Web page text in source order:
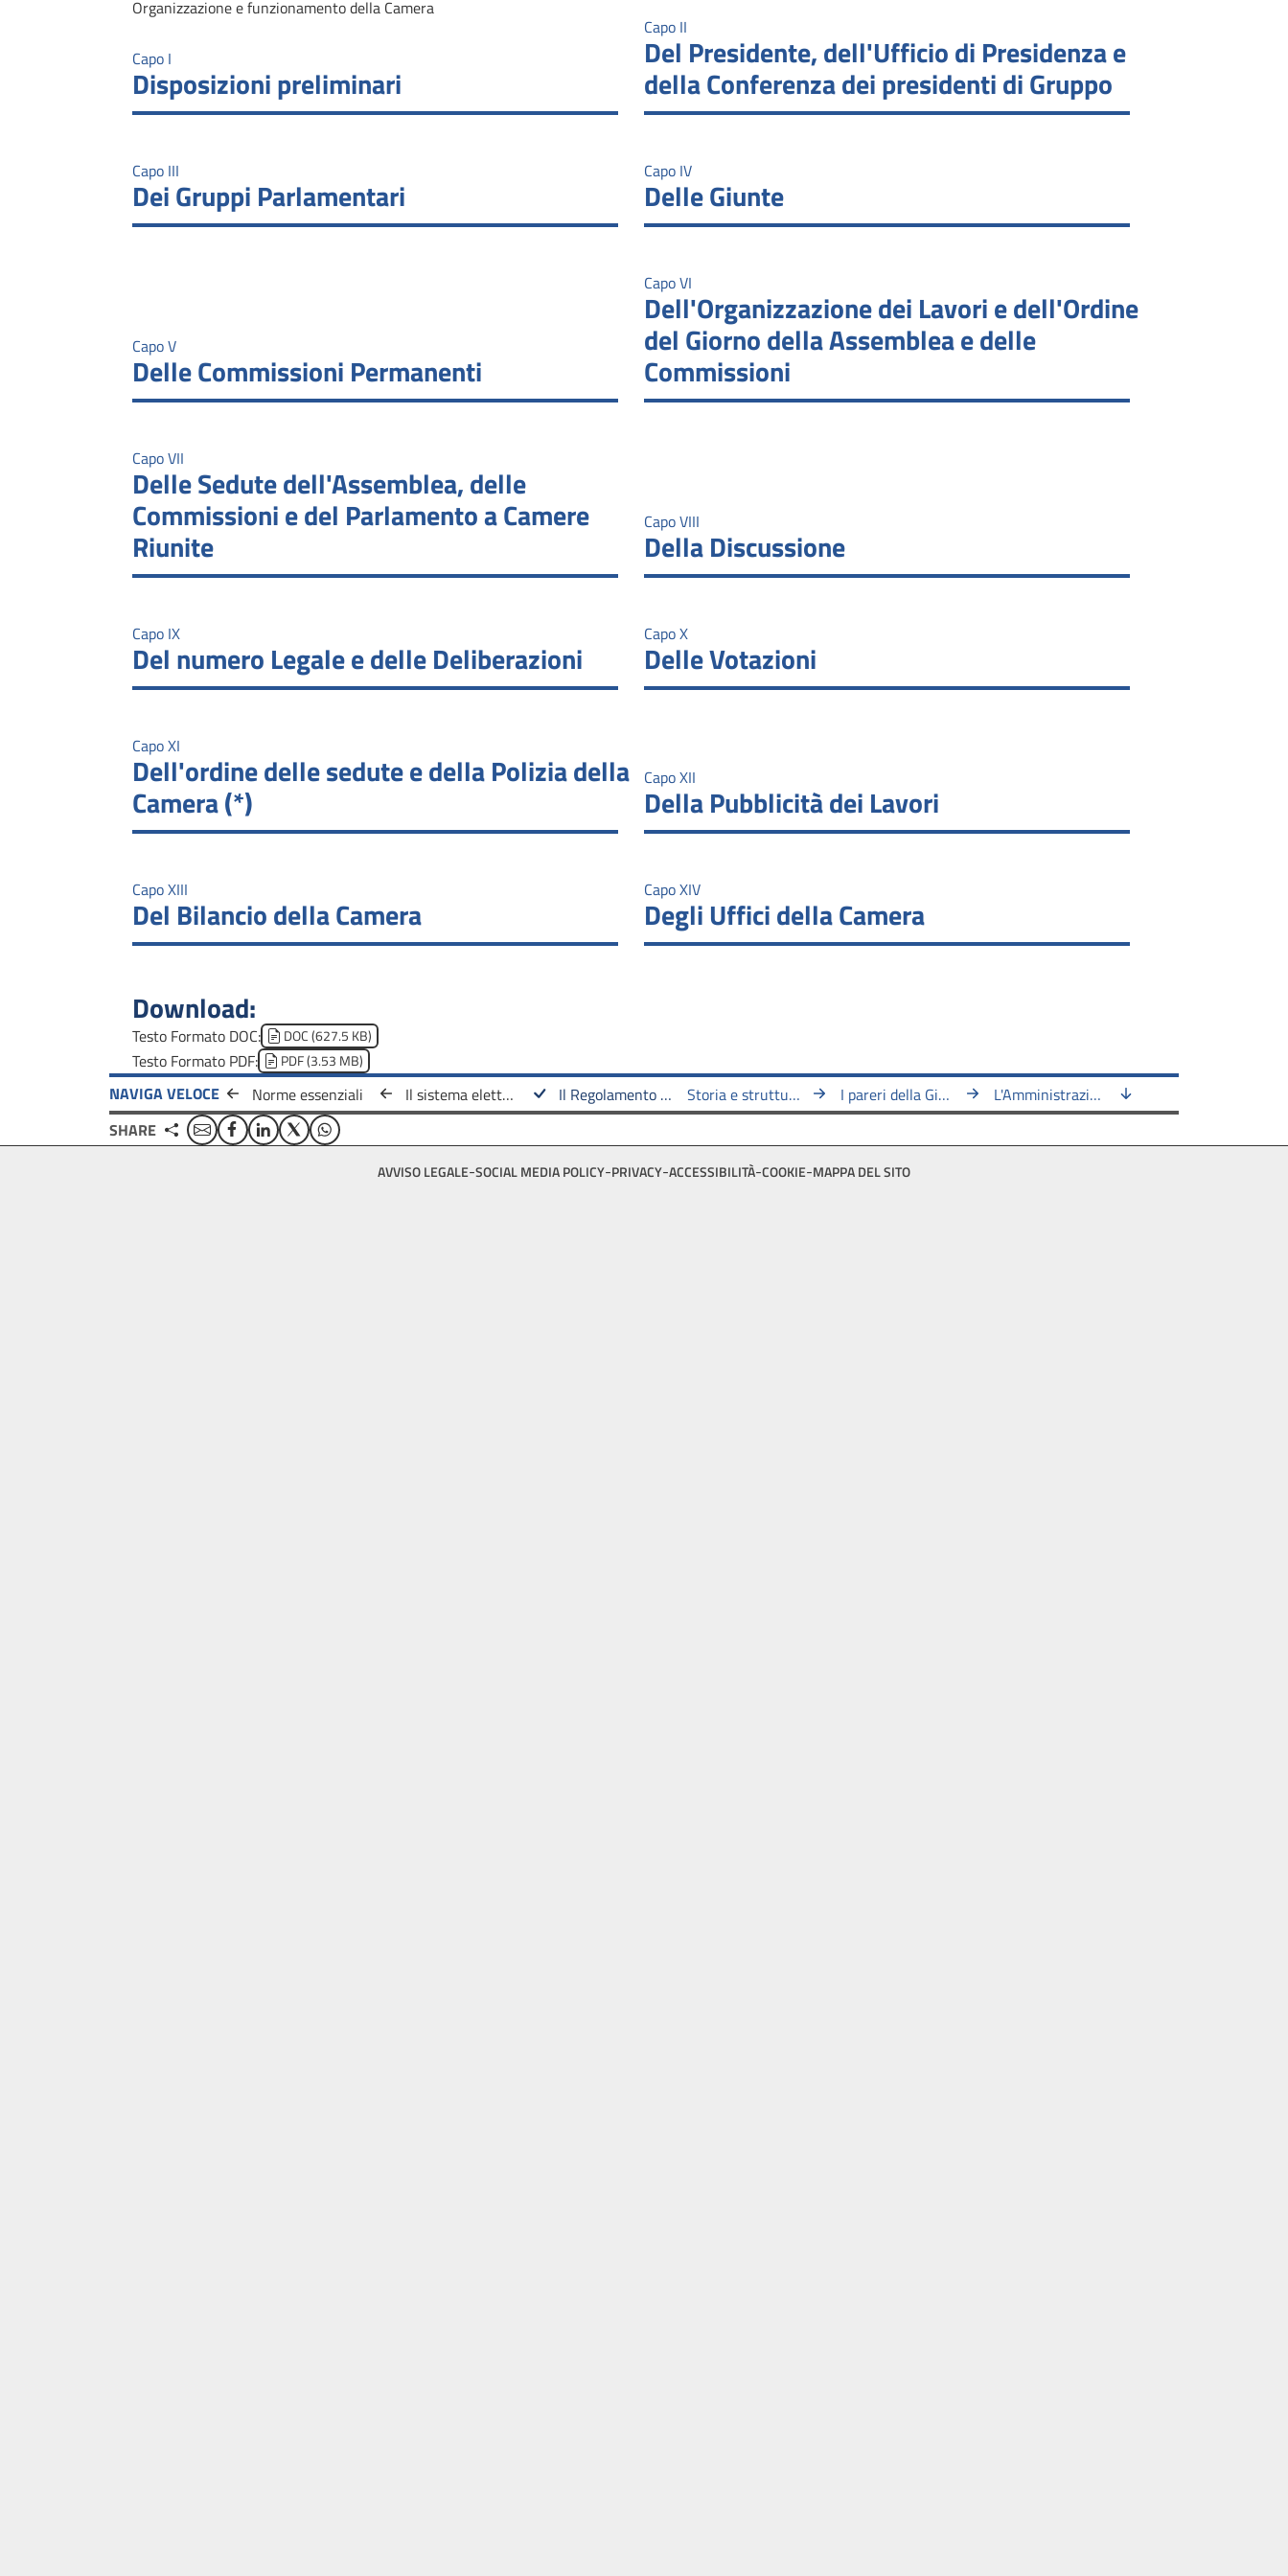
Organizzazione e funzionamento della Camera
Capo I
Disposizioni preliminari
Capo II
Del Presidente, dell'Ufficio di Presidenza e
della Conferenza dei presidenti di Gruppo
Capo III
Dei Gruppi Parlamentari
Capo IV
Delle Giunte
Capo V
Delle Commissioni Permanenti
Capo VI
Dell'Organizzazione dei Lavori e dell'Ordine
del Giorno della Assemblea e delle
Commissioni
Capo VII
Delle Sedute dell'Assemblea, delle
Commissioni e del Parlamento a Camere
Riunite
Capo VIII
Della Discussione
Capo IX
Del numero Legale e delle Deliberazioni
Capo X
Delle Votazioni
Capo XI
Dell'ordine delle sedute e della Polizia della
Camera (*)
Capo XII
Della Pubblicità dei Lavori
Capo XIII
Del Bilancio della Camera
Capo XIV
Degli Uffici della Camera
Download:
Testo Formato DOC:Document
DOC (627.5 KB)
Testo Formato PDF:Document
PDF (3.53 MB)
NAVIGA VELOCE Norme essenziali Il sistema elettorale Il Regolamento della Camera Storia e struttura del Regolamento I pareri della Giunta per il Regolamento
L'Amministrazione
SHARE
EmailFacebook
Linkedin
TwitterWhatsApp
AVVISO LEGALE SOCIAL MEDIA POLICY PRIVACY ACCESSIBILITÀ COOKIE MAPPA DEL SITO